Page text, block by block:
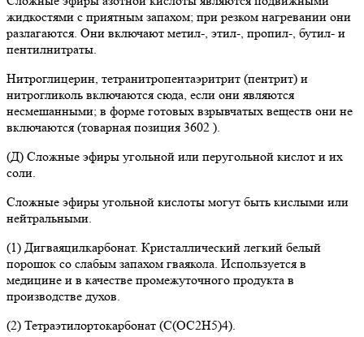
жидкостями с приятным запахом; при резком нагревании они
разлагаются. Они включают метил-, этил-, пропил-, бутил- и
пентилнитраты.
Нитроглицерин, тетранитропентаэритрит (пентрит) и
нитрогликоль включаются сюда, если они являются
несмешанными; в форме готовых взрывчатых веществ они не
включаются (товарная позиция 3602 ).
(Д) Сложные эфиры угольной или перугольной кислот и их
соли.
Сложные эфиры угольной кислоты могут быть кислыми или
нейтральными.
(1) Дигваяцилкарбонат. Кристаллический легкий белый
порошок со слабым запахом гваякола. Используется в
медицине и в качестве промежуточного продукта в
производстве духов.
(2) Тетраэтилортокарбонат (C(OC2H5)4).